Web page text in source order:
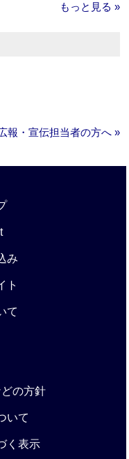
もっと見る »
報・宣伝担当者の方へ »
み
ト
て
の方針
いて
く表示